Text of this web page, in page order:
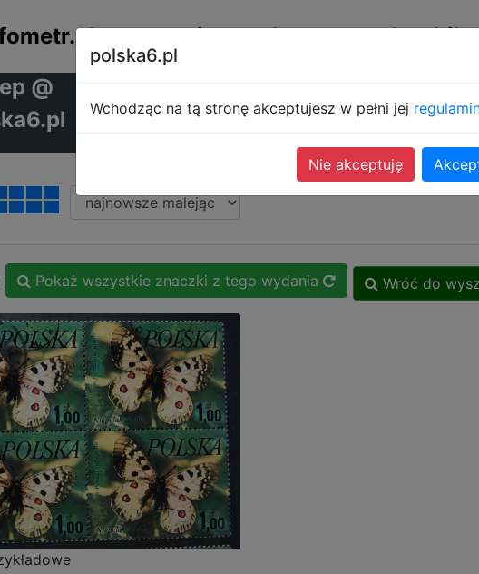
emmonimetr.pl groszy.pl
@
Pozycje
Pokaż wszystkie znaczki z tego wydania Wróć do
polska6.pl
Wchodząc na tą stronę akceptujesz w pełni jej
Nie akceptuję